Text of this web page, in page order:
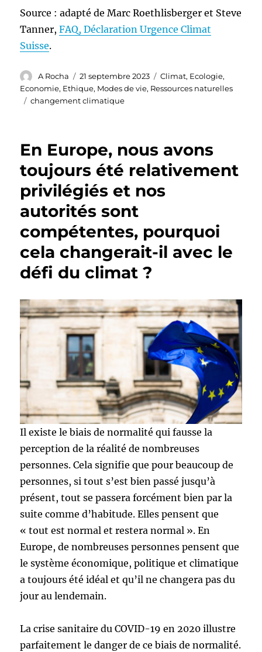
Source : adapté de Marc Roethlisberger et Steve
Tanner,FAQ, Déclaration Urgence Climat
Suisse.
Auteur
A Rocha
Publié
le
21 septembre 2023 Catégories
Climat, Ecologie,
Economie, Ethique, Modes de vie, Ressources naturelles
Étiquettes
changement climatique
En Europe, nous avons
toujours été relativement
privilégiés et nos
autorités sont
compétentes, pourquoi
cela changerait-il avec le
défi du climat ?
Il existe le biais de normalité qui fausse la
perception de la réalité de nombreuses
personnes. Cela signifie que pour beaucoup de
personnes, si tout s’est bien passé jusqu’à
présent, tout se passera forcément bien par la
suite comme d’habitude. Elles pensent que
« tout est normal et restera normal ». En
Europe, de nombreuses personnes pensent que
le système économique, politique et climatique
a toujours été idéal et qu’il ne changera pas du
jour au lendemain.
La crise sanitaire du COVID-19 en 2020 illustre
parfaitement le danger de ce biais de normalité.